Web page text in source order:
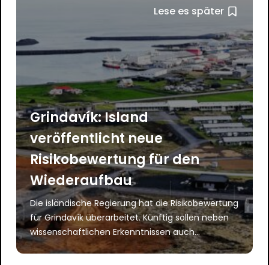
Lese es später
Grindavík: Island
veröffentlicht neue
Risikobewertung für den
Wiederaufbau
Die isländische Regierung hat die Risikobewertung
für Grindavík überarbeitet. Künftig sollen neben
wissenschaftlichen Erkenntnissen auch...